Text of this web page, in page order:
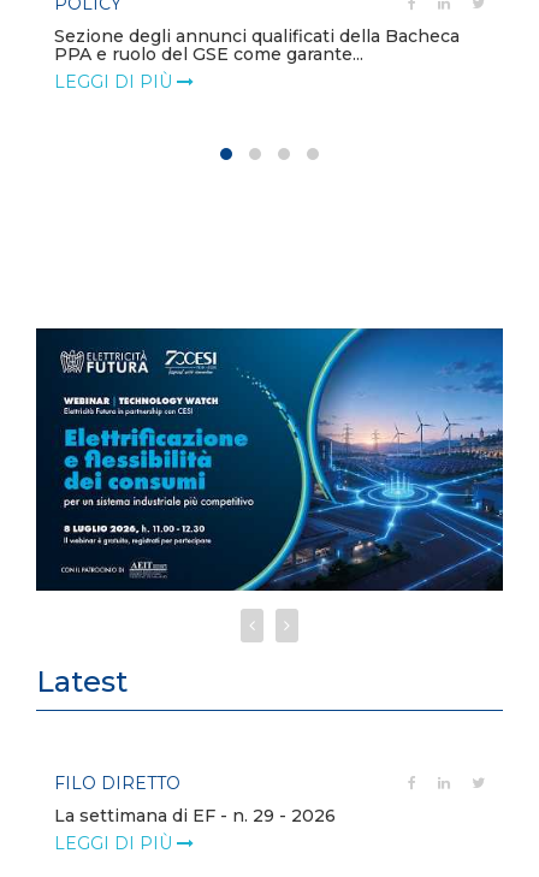
Sezione degli annunci qualificati della Bacheca
PPA e ruolo del GSE come garante...
LEGGI DI PIÙ
Latest
FILO DIRETTO
La settimana di EF - n. 29 - 2026
LEGGI DI PIÙ